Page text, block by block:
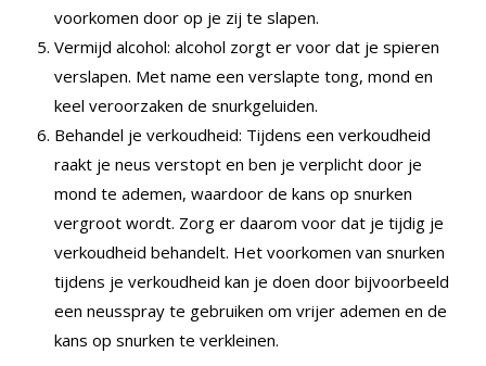
voorkomen door op je zij te slapen.
Vermijd alcohol: alcohol zorgt er voor dat je spieren
verslapen. Met name een verslapte tong, mond en
keel veroorzaken de snurkgeluiden.
Behandel je verkoudheid: Tijdens een verkoudheid
raakt je neus verstopt en ben je verplicht door je
mond te ademen, waardoor de kans op snurken
vergroot wordt. Zorg er daarom voor dat je tijdig je
verkoudheid behandelt. Het voorkomen van snurken
tijdens je verkoudheid kan je doen door bijvoorbeeld
een neusspray te gebruiken om vrijer ademen en de
kans op snurken te verkleinen.